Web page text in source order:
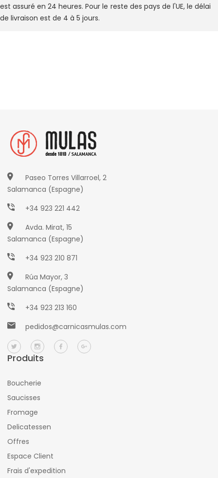
est assuré en 24 heures. Pour le reste des pays de l'UE, le délai
de livraison est de 4 à 5 jours.
Paseo Torres Villarroel, 2
Salamanca (Espagne)
+34 923 221 442
Avda. Mirat, 15
Salamanca (Espagne)
+34 923 210 871
Rúa Mayor, 3
Salamanca (Espagne)
+34 923 213 160
pedidos@carnicasmulas.com
Produits
Boucherie
Saucisses
Fromage
Delicatessen
Offres
Espace Client
Frais d'expedition